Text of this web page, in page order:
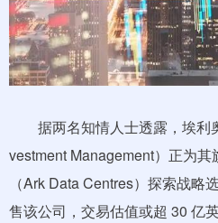
据两名知情人士透露，埃利
vestment Management）正为
（Ark Data Centres）探索战略
售该公司，交易估值或超 30 亿